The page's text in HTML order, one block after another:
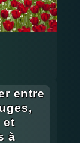
entre
et
à